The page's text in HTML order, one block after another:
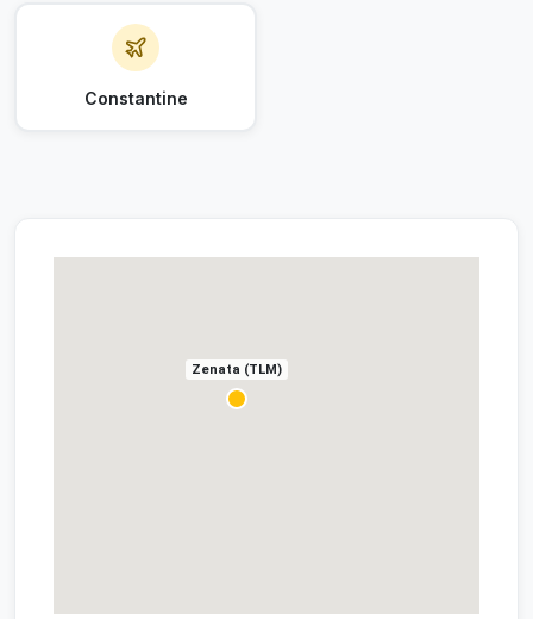
Constantine
Zenata (TLM)